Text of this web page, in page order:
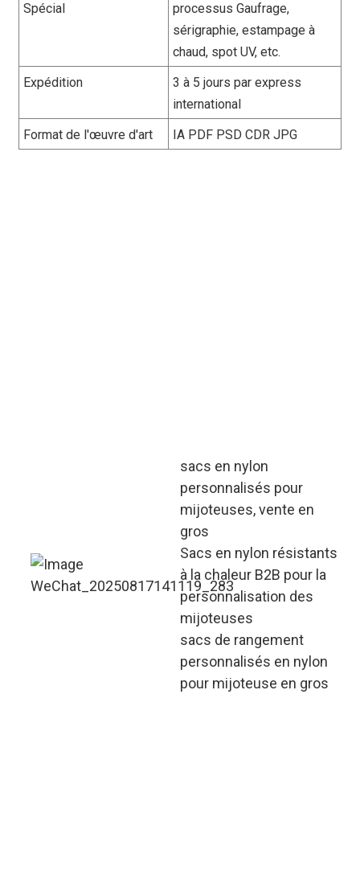
Spécial
processus Gaufrage,
sérigraphie, estampage à
chaud, spot UV, etc.
Expédition
3 à 5 jours par express
international
Format de l'œuvre d'art
IA PDF PSD CDR JPG
sacs en nylon
personnalisés pour
mijoteuses, vente en
gros
Sacs en nylon résistants
à la chaleur B2B pour la
personnalisation des
mijoteuses
sacs de rangement
personnalisés en nylon
pour mijoteuse en gros